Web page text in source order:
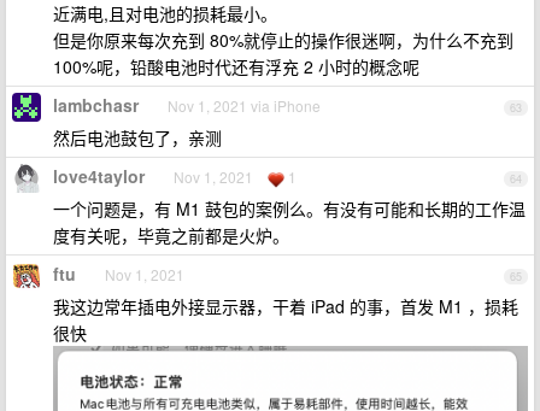
近满电,且对电池的损耗最小。
但是你原来每次充到 80%就停止的操作很迷啊，为什么不充到
100%呢，铅酸电池时代还有浮充 2 小时的概念呢
63
lambchasr Nov 1, 2021 via iPhone
然后电池鼓包了，亲测
64
love4taylor Nov 1, 2021 1
一个问题是，有 M1 鼓包的案例么。有没有可能和长期的工作温
度有关呢，毕竟之前都是火炉。
65
ftu Nov 1, 2021
我这边常年插电外接显示器，干着 iPad 的事，首发 M1 ，损耗
很快